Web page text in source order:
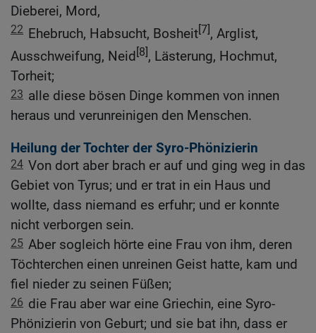
Dieberei, Mord,
22 Ehebruch, Habsucht, Bosheit[7], Arglist,
Ausschweifung, Neid[8], Lästerung, Hochmut,
Torheit;
23 alle diese bösen Dinge kommen von innen
heraus und verunreinigen den Menschen.
Heilung der Tochter der Syro-Phönizierin
24 Von dort aber brach er auf und ging weg in das
Gebiet von Tyrus; und er trat in ein Haus und
wollte, dass niemand es erfuhr; und er konnte
nicht verborgen sein.
25 Aber sogleich hörte eine Frau von ihm, deren
Töchterchen einen unreinen Geist hatte, kam und
fiel nieder zu seinen Füßen;
26 die Frau aber war eine Griechin, eine Syro-
Phönizierin von Geburt; und sie bat ihn, dass er